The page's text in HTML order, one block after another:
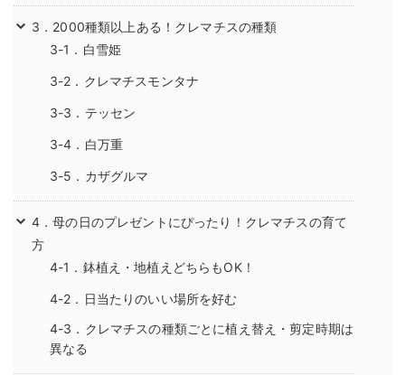
3．2000種類以上ある！クレマチスの種類
3-1．白雪姫
3-2．クレマチスモンタナ
3-3．テッセン
3-4．白万重
3-5．カザグルマ
4．母の日のプレゼントにぴったり！クレマチスの育て
方
4-1．鉢植え・地植えどちらもOK！
4-2．日当たりのいい場所を好む
4-3．クレマチスの種類ごとに植え替え・剪定時期は
異なる